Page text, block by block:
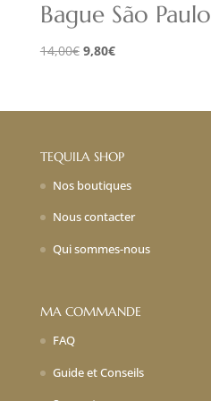
Bague São Paulo
14,00€ Le
était :
9,80€Le
est :
TEQUILA SHOP
Nos boutiques
Nous contacter
Qui sommes-nous
MA COMMANDE
FAQ
Guide et Conseils